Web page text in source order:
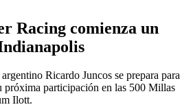
Racing comienza un
Ricardo Juncos se prepara para
próxima participación en las 500 Millas
Ilott.